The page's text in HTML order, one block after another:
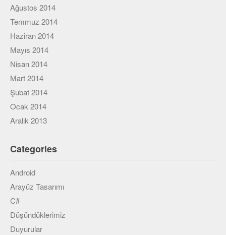
Ağustos 2014
Temmuz 2014
Haziran 2014
Mayıs 2014
Nisan 2014
Mart 2014
Şubat 2014
Ocak 2014
Aralık 2013
Categories
Android
Arayüz Tasarımı
C#
Düşündüklerimiz
Duyurular